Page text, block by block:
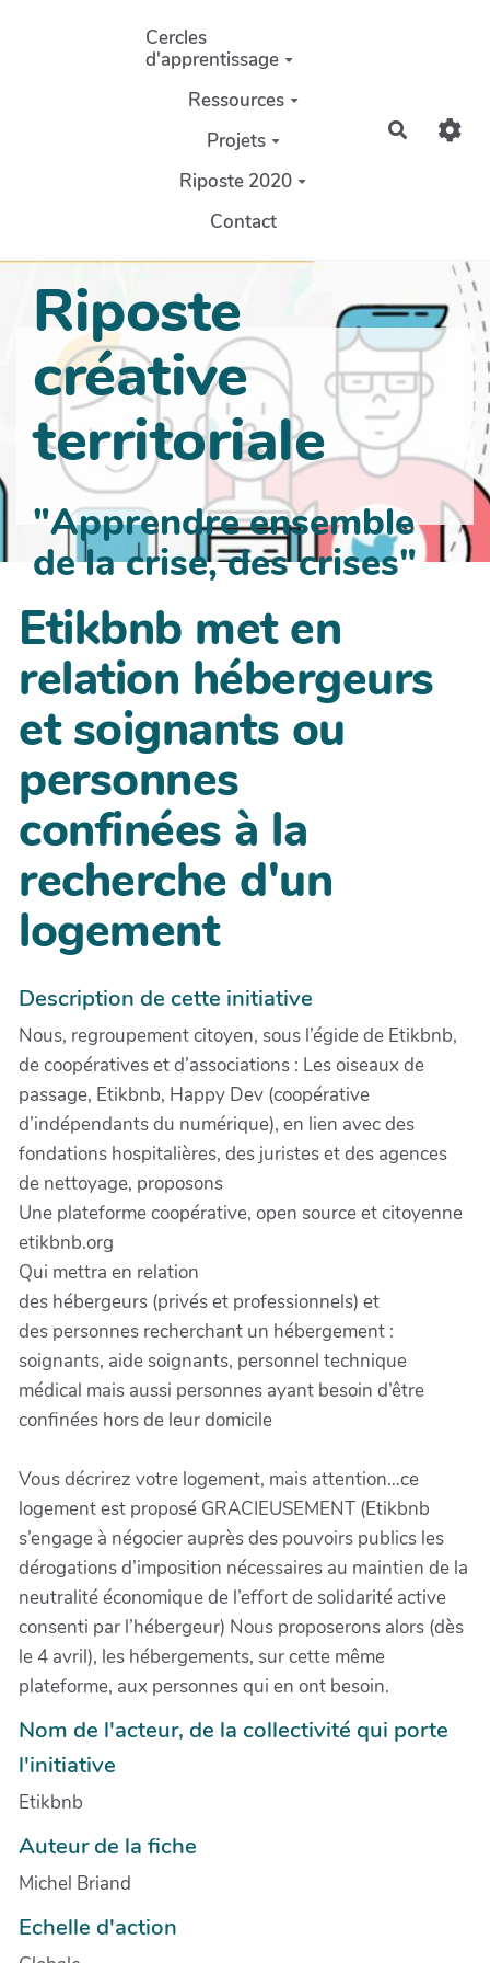
Aller au contenu principal
Cercles
d'apprentissage
Ressources
Projets
Riposte 2020
Contact
Riposte
créative
territoriale
"Apprendre ensemble
de la crise, des crises"
Etikbnb met en
relation hébergeurs
et soignants ou
personnes
confinées à la
recherche d'un
logement
Description de cette initiative
Nous, regroupement citoyen, sous l’égide de Etikbnb,
de coopératives et d’associations : Les oiseaux de
passage, Etikbnb, Happy Dev (coopérative
d’indépendants du numérique), en lien avec des
fondations hospitalières, des juristes et des agences
de nettoyage, proposons
Une plateforme coopérative, open source et citoyenne
etikbnb.org
Qui mettra en relation
des hébergeurs (privés et professionnels) et
des personnes recherchant un hébergement :
soignants, aide soignants, personnel technique
médical mais aussi personnes ayant besoin d’être
confinées hors de leur domicile
Vous décrirez votre logement, mais attention…ce
logement est proposé GRACIEUSEMENT (Etikbnb
s’engage à négocier auprès des pouvoirs publics les
dérogations d’imposition nécessaires au maintien de la
neutralité économique de l’effort de solidarité active
consenti par l’hébergeur) Nous proposerons alors (dès
le 4 avril), les hébergements, sur cette même
plateforme, aux personnes qui en ont besoin.
Nom de l'acteur, de la collectivité qui porte
l'initiative
Etikbnb
Auteur de la fiche
Michel Briand
Echelle d'action